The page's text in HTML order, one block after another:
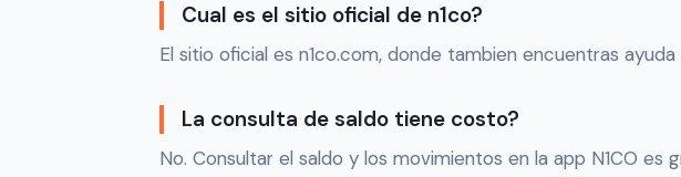
Cual es el sitio oficial de n1co?
El sitio oficial es n1co.com, donde tambien encuentras
La consulta de saldo tiene costo?
No. Consultar el saldo y los movimientos en la app N1CO es